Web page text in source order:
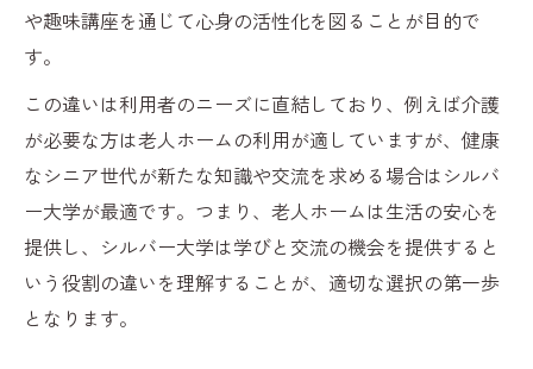
える
特徴
シルバー大学と老人ホームのそれぞれの魅
力
暮らしと学びを比較したい方必見
老人ホームの暮らしとシルバー大学の学び
の違い
シルバー大学と老人ホームの生活スタイル
や趣味講座を通じて心身の活性化を図ることが目的で
す。
この違いは利用者のニーズに直結しており、例えば介護
が必要な方は老人ホームの利用が適していますが、健康
なシニア世代が新たな知識や交流を求める場合はシルバ
ー大学が最適です。つまり、老人ホームは生活の安心を
提供し、シルバー大学は学びと交流の機会を提供すると
いう役割の違いを理解することが、適切な選択の第一歩
となります。